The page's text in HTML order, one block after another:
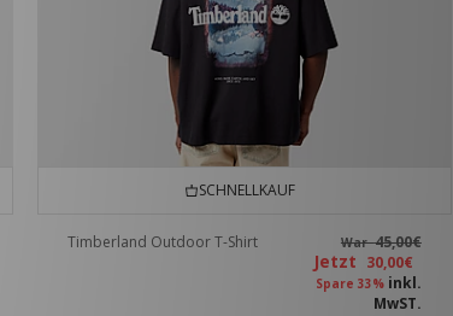
SCHNELLKAUF
Timberland Outdoor T-Shirt War45,00€
Jetzt 30,00€
Spare 33% inkl.
MwST.